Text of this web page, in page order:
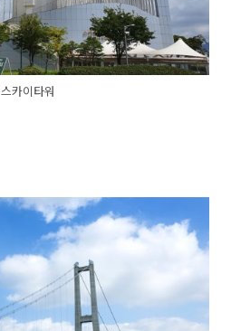
스카이타워